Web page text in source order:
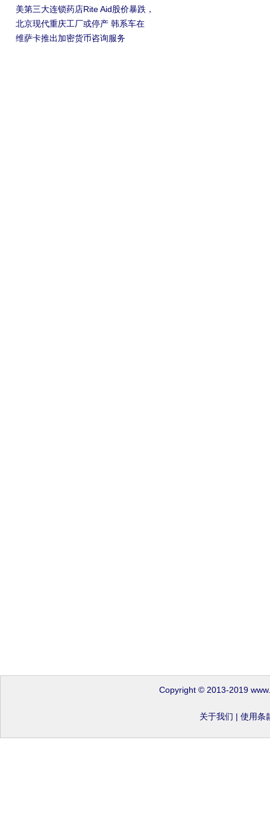
美第三大连锁药店Rite Aid股价暴跌，
北京现代重庆工厂或停产 韩系车在
维萨卡推出加密货币咨询服务
Copyright © 2013-2019
关于我们 | 使用条